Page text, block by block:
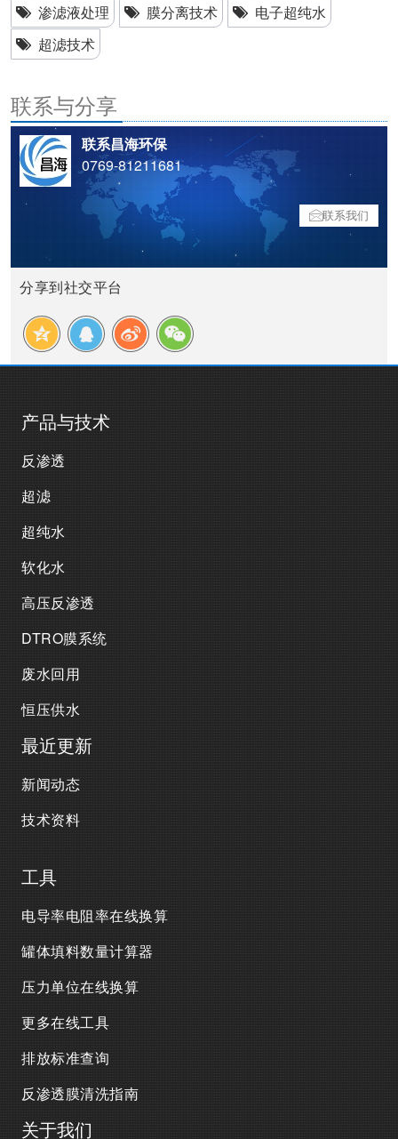
渗滤液处理
膜分离技术
电子超纯水
超滤技术
联系与分享
联系昌海环保
0769-81211681
联系我们
分享到社交平台
产品与技术
反渗透
超滤
超纯水
软化水
高压反渗透
DTRO膜系统
废水回用
恒压供水
最近更新
新闻动态
技术资料
工具
电导率电阻率在线换算
罐体填料数量计算器
压力单位在线换算
更多在线工具
排放标准查询
反渗透膜清洗指南
关于我们